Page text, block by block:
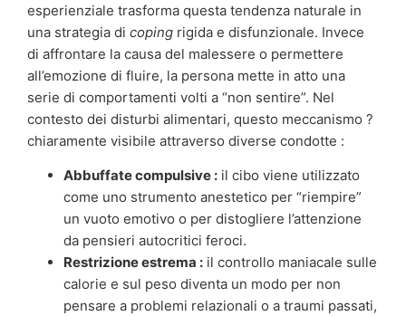
esperienziale trasforma questa tendenza naturale in
una strategia di coping rigida e disfunzionale. Invece
di affrontare la causa del malessere o permettere
all’emozione di fluire, la persona mette in atto una
serie di comportamenti volti a “non sentire”. Nel
contesto dei disturbi alimentari, questo meccanismo ?
chiaramente visibile attraverso diverse condotte :
Abbuffate compulsive : il cibo viene utilizzato
come uno strumento anestetico per “riempire”
un vuoto emotivo o per distogliere l’attenzione
da pensieri autocritici feroci.
Restrizione estrema : il controllo maniacale sulle
calorie e sul peso diventa un modo per non
pensare a problemi relazionali o a traumi passati,